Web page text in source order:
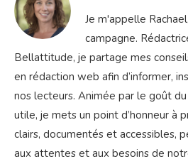
Je m'appelle
campagne.
Bellattitude, je partage mes
en rédaction web afin d’informer,
nos lecteurs. Animée par le goût
utile, je mets un point d’honneur à
clairs, documentés et accessibles,
aux attentes et aux besoins de